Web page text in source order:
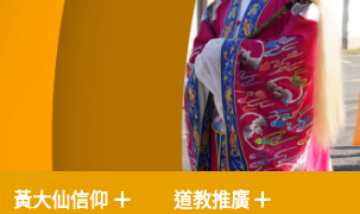
黃大仙信仰 道教推廣